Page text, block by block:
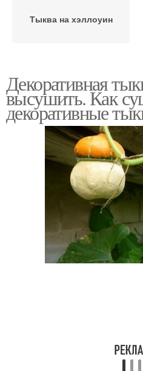
Тыква на хэллоуин
Декоративная
высушить. Как
декоративные